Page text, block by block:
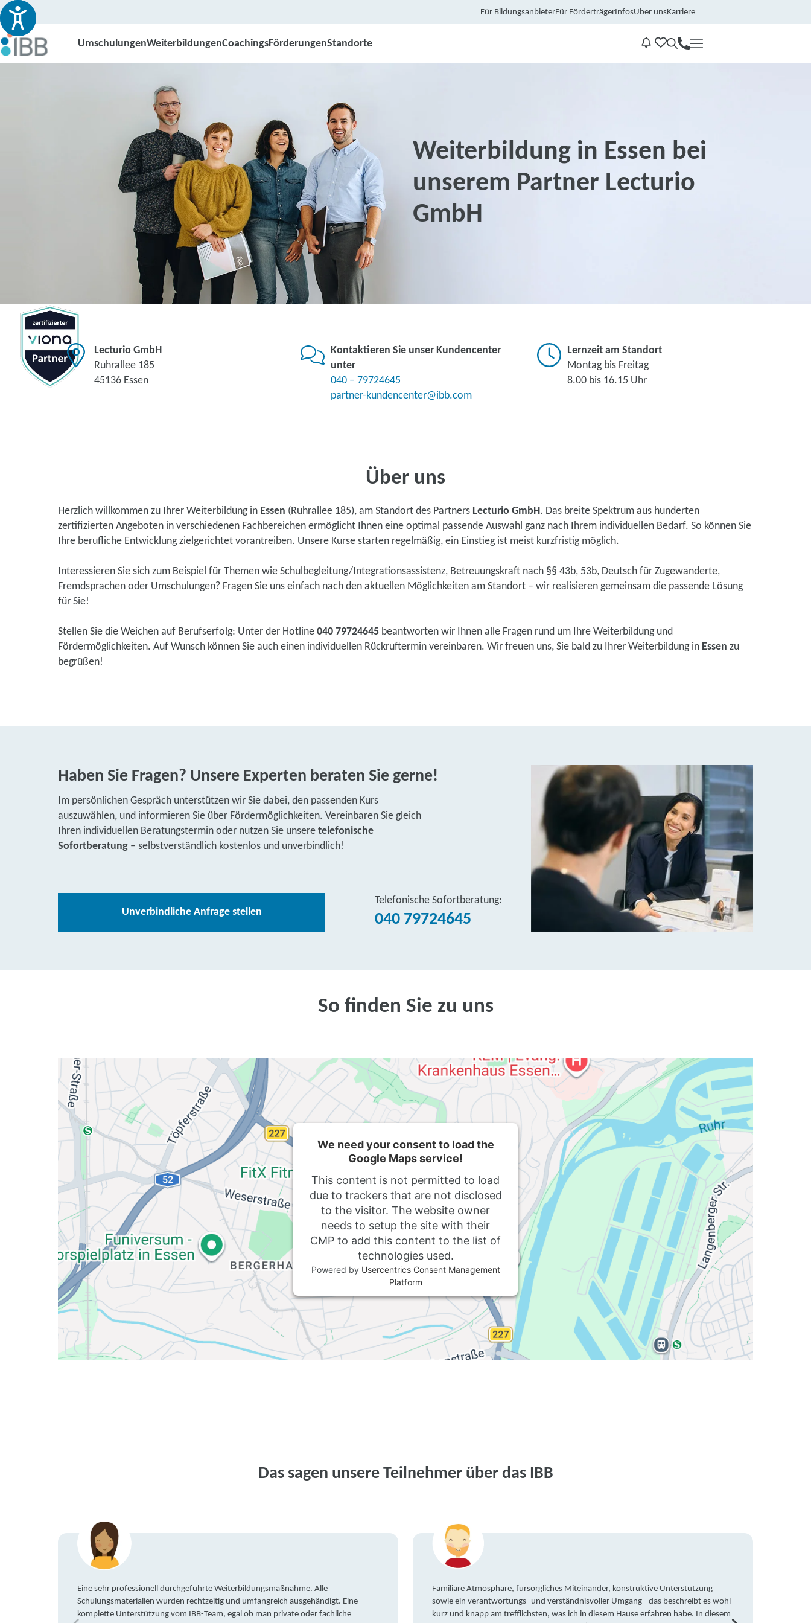
Für BildungsanbieterFür FörderträgerInfosÜber unsKarriere
UmschulungenWeiterbildungenCoachingsFörderungenStandorte
Kontakt
Weiterbildung in Essen bei
unserem Partner Lecturio
GmbH
Lecturio GmbH
Ruhrallee 185
45136 Essen
Kontaktieren Sie unser Kundencenter
unter
040 – 79724645
partner-kundencenter@ibb.com
Lernzeit am Standort
Montag bis Freitag
8.00 bis 16.15 Uhr
Über uns
Herzlich willkommen zu Ihrer Weiterbildung in Essen (Ruhrallee 185), am Standort des Partners Lecturio GmbH. Das breite Spektrum aus hunderten
zertifizierten Angeboten in verschiedenen Fachbereichen ermöglicht Ihnen eine optimal passende Auswahl ganz nach Ihrem individuellen Bedarf. So können Sie
Ihre berufliche Entwicklung zielgerichtet vorantreiben. Unsere Kurse starten regelmäßig, ein Einstieg ist meist kurzfristig möglich.
Interessieren Sie sich zum Beispiel für Themen wie Schulbegleitung/Integrationsassistenz, Betreuungskraft nach §§ 43b, 53b, Deutsch für Zugewanderte,
Fremdsprachen oder Umschulungen? Fragen Sie uns einfach nach den aktuellen Möglichkeiten am Standort – wir realisieren gemeinsam die passende Lösung
für Sie!
Stellen Sie die Weichen auf Berufserfolg: Unter der Hotline 040 79724645 beantworten wir Ihnen alle Fragen rund um Ihre Weiterbildung und
Fördermöglichkeiten. Auf Wunsch können Sie auch einen individuellen Rückruftermin vereinbaren. Wir freuen uns, Sie bald zu Ihrer Weiterbildung in Essen zu
begrüßen!
Haben Sie Fragen? Unsere Experten beraten Sie gerne!
Im persönlichen Gespräch unterstützen wir Sie dabei, den passenden Kurs
auszuwählen, und informieren Sie über Fördermöglichkeiten. Vereinbaren Sie gleich
Ihren individuellen Beratungstermin oder nutzen Sie unsere telefonische
Sofortberatung – selbstverständlich kostenlos und unverbindlich!
Unverbindliche Anfrage stellen
Telefonische Sofortberatung:
040 79724645
So finden Sie zu uns
We need your consent to load the
Google Maps service!
This content is not permitted to load
due to trackers that are not disclosed
to the visitor. The website owner
needs to setup the site with their
CMP to add this content to the list of
technologies used.
Powered by Usercentrics Consent Management
Platform
Das sagen unsere Teilnehmer über das IBB
Eine sehr professionell durchgeführte Weiterbildungsmaßnahme. Alle
Schulungsmaterialien wurden rechtzeitig und umfangreich ausgehändigt. Eine
komplette Unterstützung vom IBB-Team, egal ob man private oder fachliche
Familiäre Atmosphäre, fürsorgliches Miteinander, konstruktive Unterstützung
sowie ein verantwortungs- und verständnisvoller Umgang - das beschreibt es wohl
kurz und knapp am trefflichsten, was ich in diesem Hause erfahren habe. In diesem